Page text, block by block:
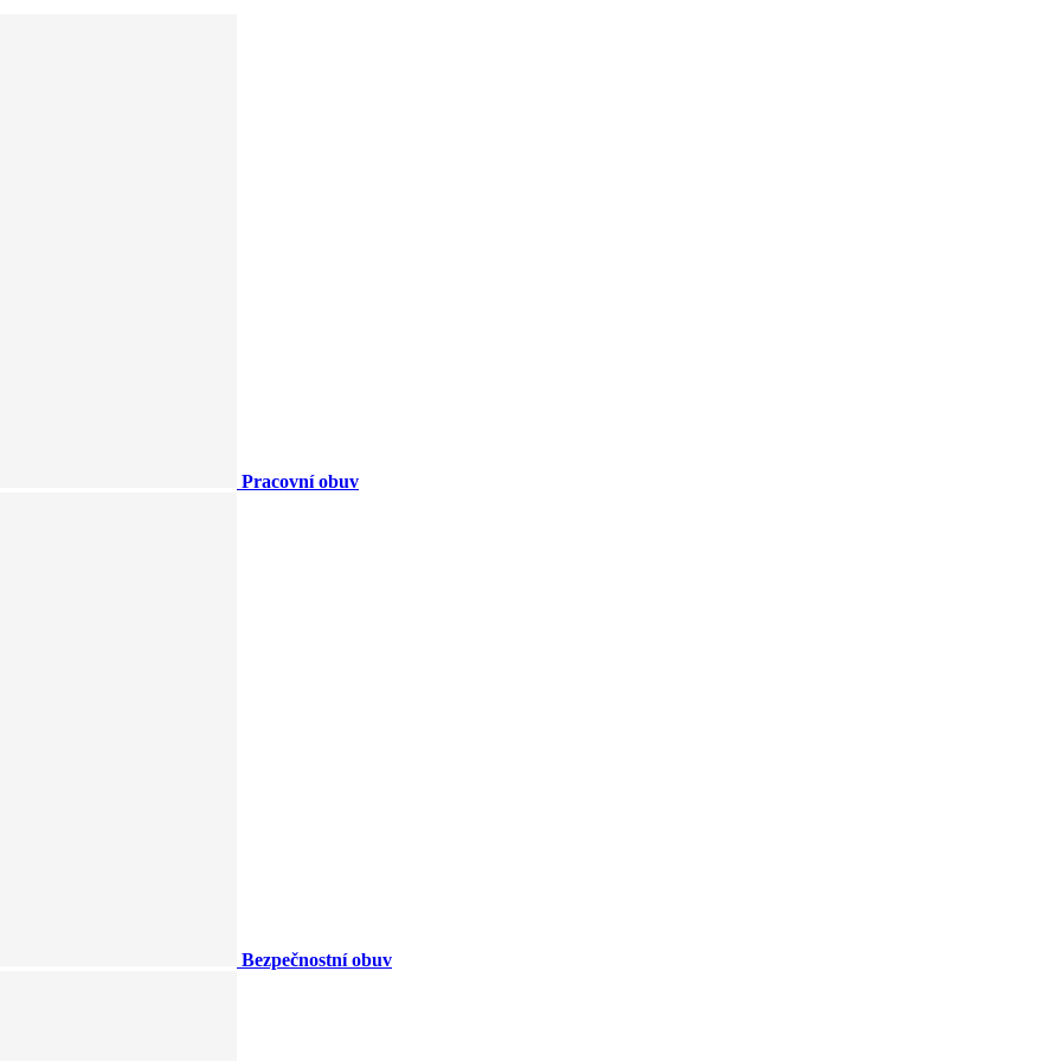
Pracovní obuv
Bezpečnostní obuv